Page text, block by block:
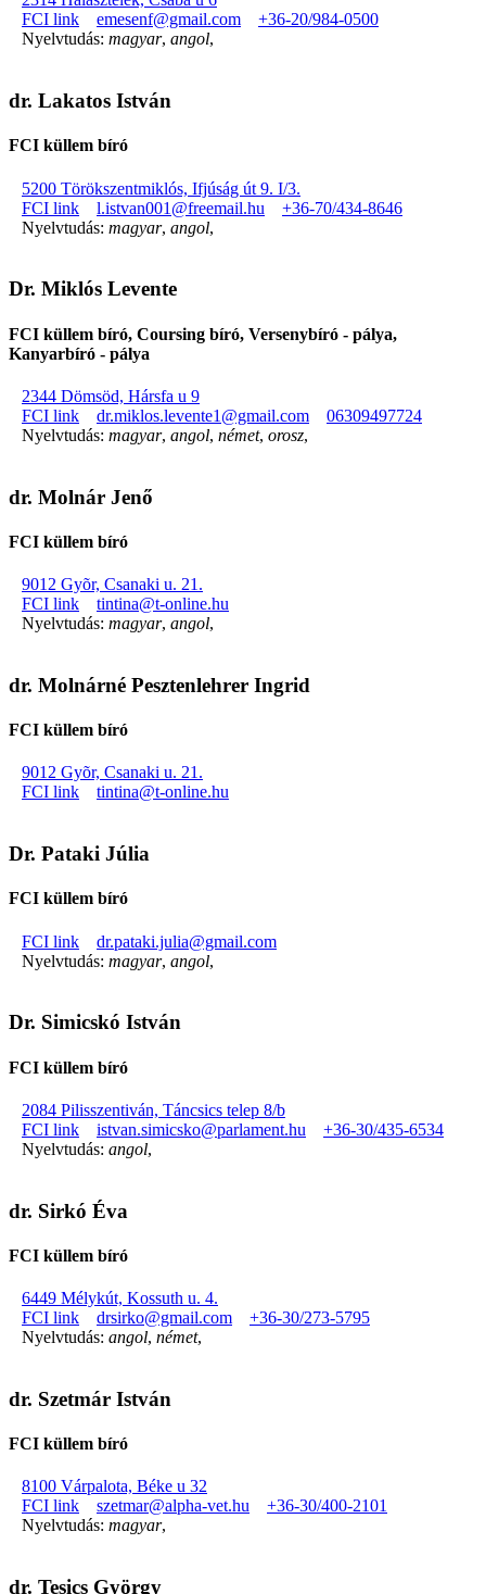
FCI link
emesenf@gmail.com
+36-20/984-0500
Nyelvtudás: magyar, angol,
dr. Lakatos István
FCI küllem bíró
5200 Törökszentmiklós, Ifjúság út 9. I/3.
FCI link
l.istvan001@freemail.hu
+36-70/434-8646
Nyelvtudás: magyar, angol,
Dr. Miklós Levente
FCI küllem bíró, Coursing bíró, Versenybíró - pálya,
Kanyarbíró - pálya
2344 Dömsöd, Hársfa u 9
FCI link
dr.miklos.levente1@gmail.com
06309497724
Nyelvtudás: magyar, angol, német, orosz,
dr. Molnár Jenő
FCI küllem bíró
9012 Gyõr, Csanaki u. 21.
FCI link
tintina@t-online.hu
Nyelvtudás: magyar, angol,
dr. Molnárné Pesztenlehrer Ingrid
FCI küllem bíró
9012 Gyõr, Csanaki u. 21.
FCI link
tintina@t-online.hu
Dr. Pataki Júlia
FCI küllem bíró
FCI link
dr.pataki.julia@gmail.com
Nyelvtudás: magyar, angol,
Dr. Simicskó István
FCI küllem bíró
2084 Pilisszentiván, Táncsics telep 8/b
FCI link
istvan.simicsko@parlament.hu
+36-30/435-6534
Nyelvtudás: angol,
dr. Sirkó Éva
FCI küllem bíró
6449 Mélykút, Kossuth u. 4.
FCI link
drsirko@gmail.com
+36-30/273-5795
Nyelvtudás: angol, német,
dr. Szetmár István
FCI küllem bíró
8100 Várpalota, Béke u 32
FCI link
szetmar@alpha-vet.hu
+36-30/400-2101
Nyelvtudás: magyar,
dr. Tesics György